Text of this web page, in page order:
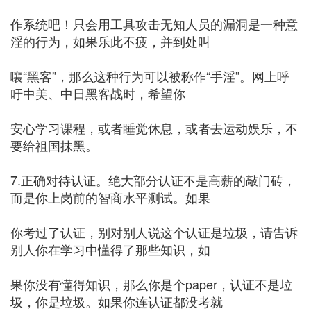
作系统吧！只会用工具攻击无知人员的漏洞是一种意
淫的行为，如果乐此不疲，并到处叫
嚷“黑客”，那么这种行为可以被称作“手淫”。网上呼
吁中美、中日黑客战时，希望你
安心学习课程，或者睡觉休息，或者去运动娱乐，不
要给祖国抹黑。
7.正确对待认证。绝大部分认证不是高薪的敲门砖，
而是你上岗前的智商水平测试。如果
你考过了认证，别对别人说这个认证是垃圾，请告诉
别人你在学习中懂得了那些知识，如
果你没有懂得知识，那么你是个paper，认证不是垃
圾，你是垃圾。如果你连认证都没考就